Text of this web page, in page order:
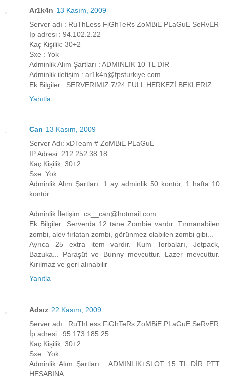
Ar1k4n 13 Kasım, 2009
Server adı : RuThLess FiGhTeRs ZoMBiE PLaGuE SeRvER
İp adresi : 94.102.2.22
Kaç Kişilik: 30+2
Sxe : Yok
Adminlik Alım Şartları : ADMINLIK 10 TL DİR
Adminlik iletişim : ar1k4n@fpsturkiye.com
Ek Bilgiler : SERVERIMIZ 7/24 FULL HERKEZİ BEKLERIZ
Yanıtla
Can 13 Kasım, 2009
Server Adı: xDTeam # ZoMBiE PLaGuE
IP Adresi: 212.252.38.18
Kaç Kişilik: 30+2
Sxe: Yok
Adminlik Alım Şartları: 1 ay adminlik 50 kontör, 1 hafta 10
kontör.
Adminlik İletişim: cs__can@hotmail.com
Ek Bilgiler: Serverda 12 tane Zombie vardır. Tırmanabilen
zombi, alev fırlatan zombi, görünmez olabilen zombi gibi...
Ayrıca 25 extra item vardır. Kum Torbaları, Jetpack,
Bazuka... Paraşüt ve Bunny mevcuttur. Lazer mevcuttur.
Kırılmaz ve geri alınabilir
Yanıtla
Adsız 22 Kasım, 2009
Server adı : RuThLess FiGhTeRs ZoMBiE PLaGuE SeRvER
İp adresi : 95.173.185.25
Kaç Kişilik: 30+2
Sxe : Yok
Adminlik Alım Şartları : ADMINLIK+SLOT 15 TL DİR PTT
HESABINA